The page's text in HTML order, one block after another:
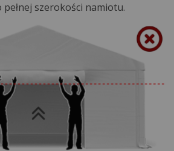
pełnej szerokości namiotu.